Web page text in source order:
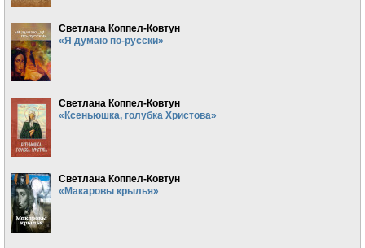
Светлана Коппел-Ковтун
«Я думаю по-русски»
Светлана Коппел-Ковтун
«Ксеньюшка, голубка Христова»
Светлана Коппел-Ковтун
«Макаровы крылья»